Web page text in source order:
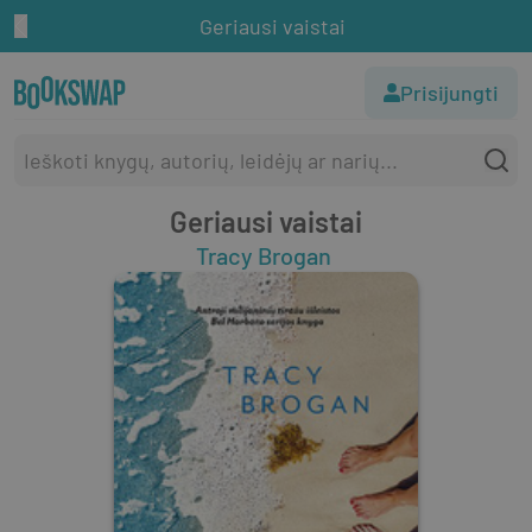
Geriausi vaistai
Prisijungti
Geriausi vaistai
Tracy Brogan